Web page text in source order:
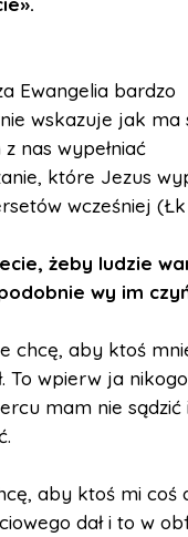
Ewangelia bardzo
wskazuje jak ma
nas wypełniać
które Jezus
wcześniej (Łk
żeby ludzie
wy im
chcę, aby ktoś
To wpierw ja
mam nie sądzić
aby ktoś mi coś
dał i to w